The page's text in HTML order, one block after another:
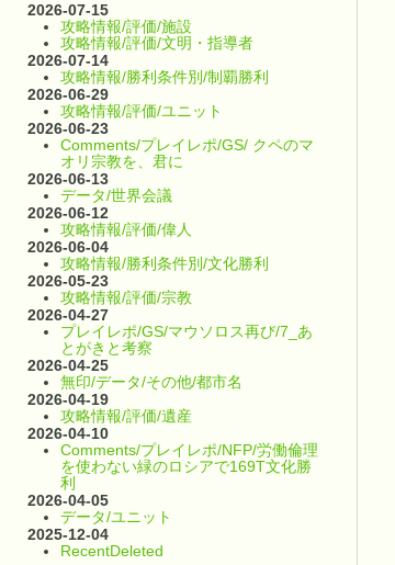
2026-07-15
攻略情報/評価/施設
攻略情報/評価/文明・指導者
2026-07-14
攻略情報/勝利条件別/制覇勝利
2026-06-29
攻略情報/評価/ユニット
2026-06-23
Comments/プレイレポ/GS/ クペのマ
オリ宗教を、君に
2026-06-13
データ/世界会議
2026-06-12
攻略情報/評価/偉人
2026-06-04
攻略情報/勝利条件別/文化勝利
2026-05-23
攻略情報/評価/宗教
2026-04-27
プレイレポ/GS/マウソロス再び/7_あ
とがきと考察
2026-04-25
無印/データ/その他/都市名
2026-04-19
攻略情報/評価/遺産
2026-04-10
Comments/プレイレポ/NFP/労働倫理
を使わない緑のロシアで169T文化勝
利
2026-04-05
データ/ユニット
2025-12-04
RecentDeleted